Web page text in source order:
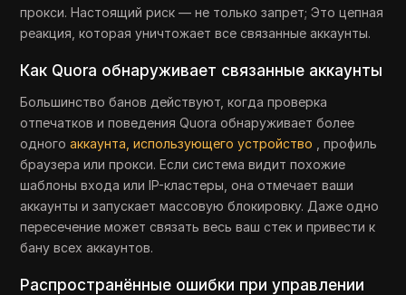
прокси. Настоящий риск — не только запрет; Это цепная
реакция, которая уничтожает все связанные аккаунты.
Как Quora обнаруживает связанные аккаунты
Большинство банов действуют, когда проверка
отпечатков и поведения Quora обнаруживает более
одногоаккаунта, использующего устройство , профиль
браузера или прокси. Если система видит похожие
шаблоны входа или IP-кластеры, она отмечает ваши
аккаунты и запускает массовую блокировку. Даже одно
пересечение может связать весь ваш стек и привести к
бану всех аккаунтов.
Распространённые ошибки при управлении